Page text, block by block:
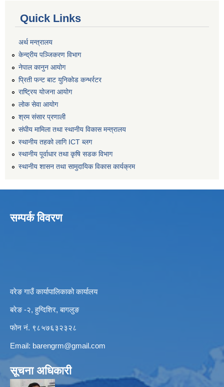
Quick Links
अर्थ मन्त्रालय
केन्द्रीय पञ्जिकरण विभाग
नेपाल कानुन आयोग
प्रिती फन्ट बाट युनिकोड कन्भर्रटर
राष्ट्रिय योजना आयोग
लोक सेवा आयोग
श्रम संसार प्रणाली
संघीय मामिला तथा स्थानीय विकास मन्त्रालय
स्थानीय तहको लागि ICT ब्लग
स्थानीय पूर्वाधार तथा कृषि सडक विभाग
स्थानीय शासन तथा सामुदायिक विकास कार्यक्रम
सम्पर्क विवरण
वरेङ गाउँ कार्यापालिकाको कार्यालय
बरेङ -२, हुग्दिशिर, बागलुङ
फोन नं. ९८५७६३२३२८
Email: barengrm@gmail.com
सूचना अधिकारी